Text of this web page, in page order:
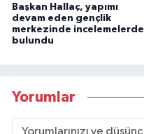
Başkan Hallaç, yapımı
devam eden gençlik
merkezinde incelemelerde
bulundu
Yorumlar